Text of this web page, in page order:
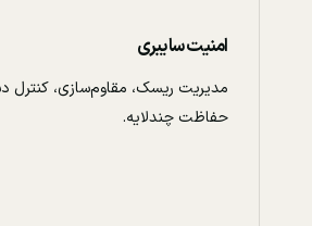
امنیت سایبری
مدیریت ریسک، مقاوم‌سازی، کنترل
حفاظت چندلایه.